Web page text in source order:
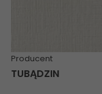
Producent
TUBĄDZIN